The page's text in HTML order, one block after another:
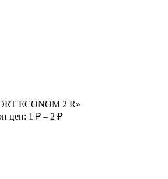
ECONOM 2 R»
цен: 1 ₽ – 2 ₽